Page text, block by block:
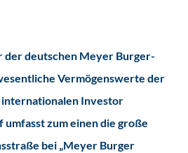
deutschen Meyer Burger-
Vermögenswerte der
Investor
zum einen die große
bei „Meyer Burger